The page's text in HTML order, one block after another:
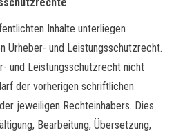
Inhalte unterliegen
Urheber- und Leistungsschutzrecht.
und Leistungsschutzrecht nicht
der vorherigen schriftlichen
jeweiligen Rechteinhabers. Dies
Bearbeitung, Übersetzung,